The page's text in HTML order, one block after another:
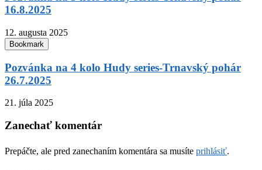
16.8.2025
12. augusta 2025
Bookmark
Pozvánka na 4 kolo Hudy series-Trnavský pohár
26.7.2025
21. júla 2025
Zanechať komentár
Prepáčte, ale pred zanechaním komentára sa musíte prihlásiť.